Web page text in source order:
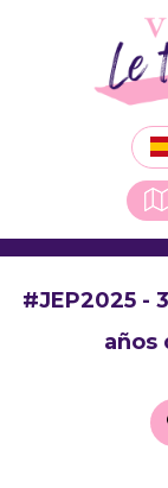
#JEP2025 -
años